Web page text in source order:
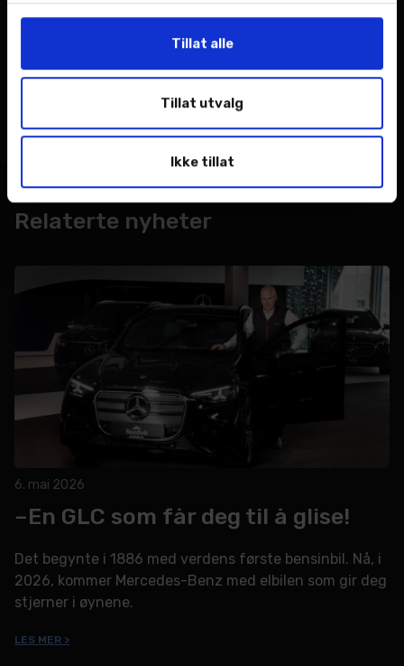
Tillat alle
Tillat utvalg
Ikke tillat
oss gjerne hvilke løsninger vi tilbyr på din lokale
Relaterte nyheter
6. mai 2026
–En GLC som får deg til å glise!
Det begynte i 1886 med verdens første bensinbil. Nå, i
2026, kommer Mercedes-Benz med elbilen som gir deg
stjerner i øynene.
LES MER >